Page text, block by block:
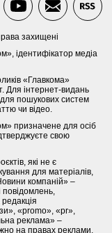
захищені
ідентифікатор медіа
«Главкома»
Для інтернет-видань
пошукових систем
чи відео.
призначене для осіб
свою
які не є
для матеріалів,
компаній» –
повідомлень,
«promo», «pr»,
реклама» –
на правах реклами.